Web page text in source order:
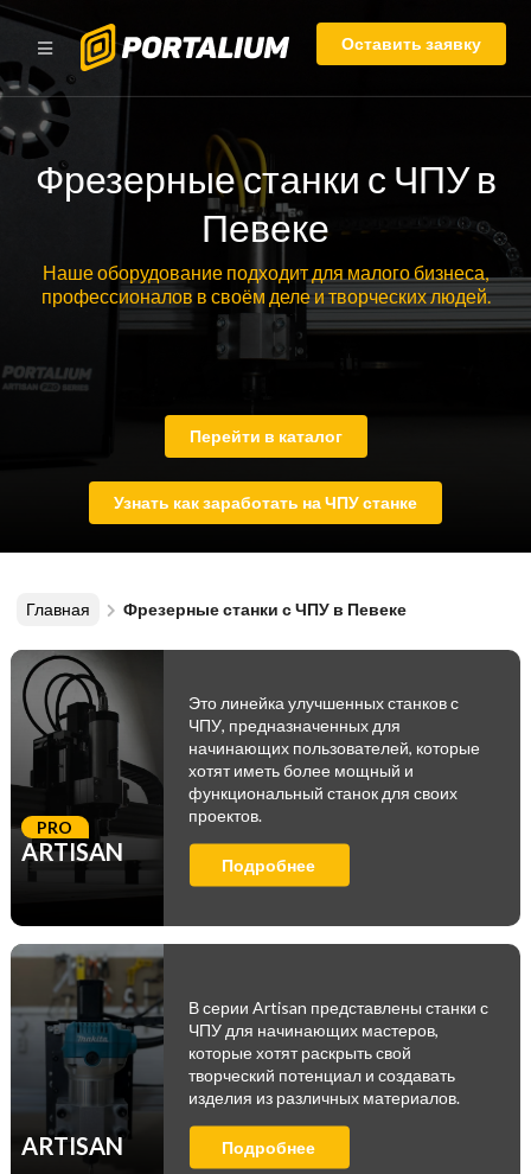
Оставить заявку
Фрезерные станки с ЧПУ в
Певеке
Наше оборудование подходит для малого бизнеса,
профессионалов в своём деле и творческих людей.
Перейти в каталог
Узнать как заработать на ЧПУ станке
Главная Фрезерные станки с ЧПУ в Певеке
ARTISAN
PRO
Это линейка улучшенных станков с
ЧПУ, предназначенных для
начинающих пользователей, которые
хотят иметь более мощный и
функциональный станок для своих
проектов.
Подробнее
ARTISAN
В серии Artisan представлены станки с
ЧПУ для начинающих мастеров,
которые хотят раскрыть свой
творческий потенциал и создавать
изделия из различных материалов.
Подробнее